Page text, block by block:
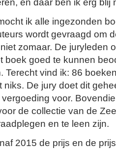
en daar ben ik erg blij
ik alle ingezonden
wordt gevraagd om
zomaar. De juryleden
boek goed te kunnen
Terecht vind ik: 86
niks. De jury doet dit
voor.
de collectie van de
en te leen zijn.
2015 de prijs en de